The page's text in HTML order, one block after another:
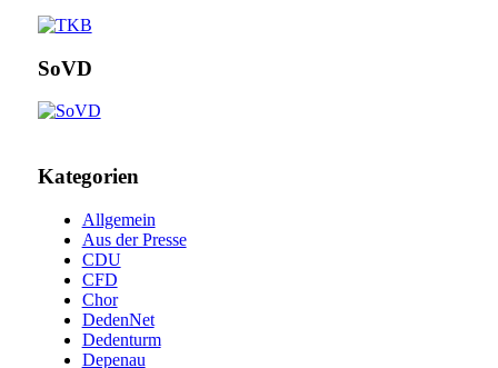
SoVD
Kategorien
Allgemein
Aus der Presse
CDU
CFD
Chor
DedenNet
Dedenturm
Depenau